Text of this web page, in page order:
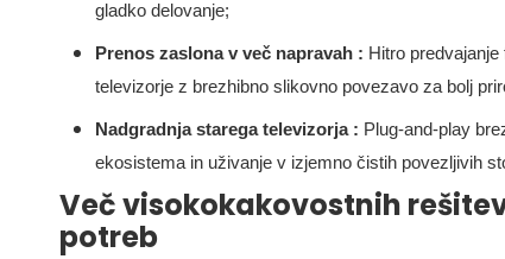
gladko delovanje;
Prenos zaslona v več napravah : Hitro
televizorje z brezhibno slikovno povezavo za bolj
Nadgradnja starega televizorja : Plug-and-play
ekosistema in uživanje v izjemno čistih povezljivih
Več visokokakovostnih
potreb